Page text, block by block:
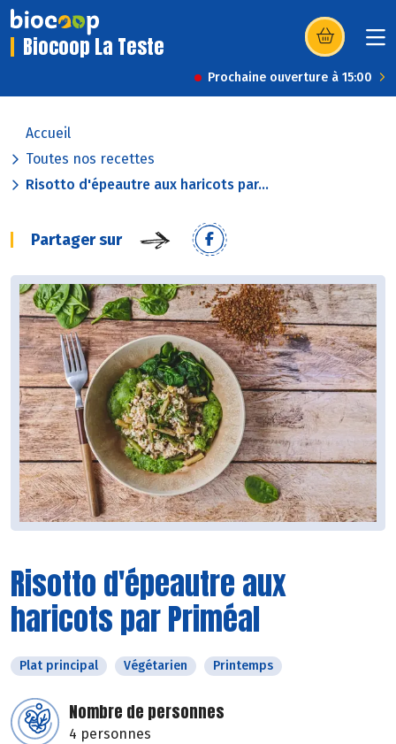
Biocoop La Teste (s’ouvre dans
Prochaine ouverture à 15:00
Accueil
Toutes nos recettes
Risotto d'épeautre aux haricots par...
Partager sur
Risotto d'épeautre aux
haricots par Priméal
Plat principal Végétarien Printemps
Nombre de personnes
4 personnes